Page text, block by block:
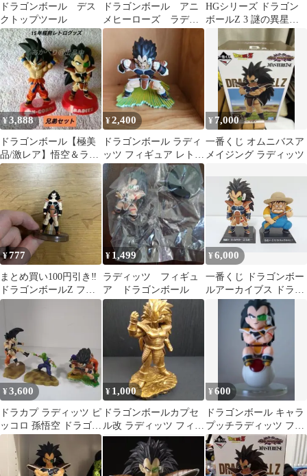
ドラゴンボール デス
クトップツール
ドラゴンボール アニ
メヒーローズ ラディ
ッツ フィギア
HGシリーズ ドラゴン
ボールZ 3 謎の異星人
戦士編 ラディッツフィ
ギュア
¥3,888
ドラゴンボール【極美
品/激レア】悟空＆ラデ
ィッツ 兄弟セット 可動
ギミック有！
¥2,400
ドラゴンボール ラディ
ッツ フィギュア レトロ
希少 一部欠損
¥ 7,000
一番くじ オムニバスア
メイジング ラディッツ
¥777
まとめ買い100円引き‼️
ドラゴンボールZ フル
カラーR ラディッツ フ
¥ 1,499
ラディッツ フィギュ
ア ドラゴンボール
¥6,000
一番くじ ドラゴンボー
ルアーカイブス ドラゴ
ンボール EX 地球を守
る戦士たち ラディッツ
戦闘力5のおじさん 2点
本体のみ フィギュア 中
古 [MB-8280]
¥3,600
ドラカプ ラディッツ ピ
ッコロ 孫悟空 ドラゴン
ボール フィギュア
¥ 1,000
ドラゴンボールカプセ
ル改 ラディッツ フィギ
ュア
¥600
ドラゴンボール キャラ
プッチラディッツ フィ
ギュア